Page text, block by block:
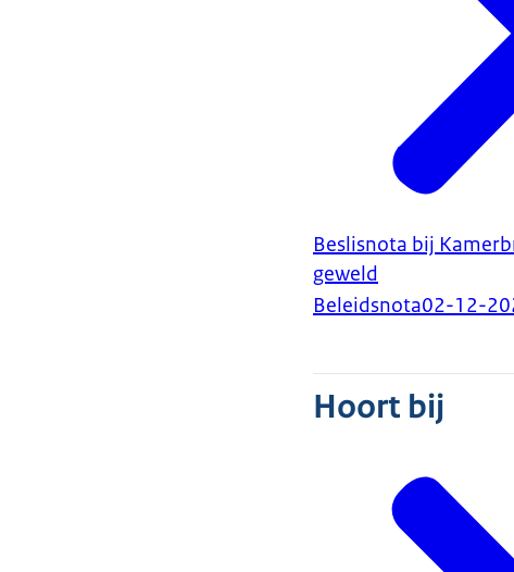
Beslisnota bij
geweld
Beleidsnota02-12-
Hoort bij